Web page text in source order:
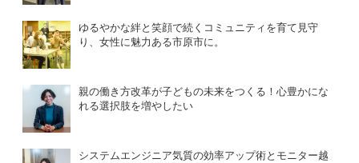
ゆるやかな絆と笑顔で続くコミュニティを育て見守
り、女性に魅力ある市原市に。
親の働き方改革が子どもの未来をつくる！心豊かにな
れる選択肢を増やしたい
システムエンジニア気質の効率アップ術とモニター越